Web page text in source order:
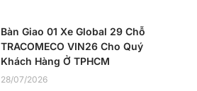
Bàn Giao 01 Xe Global 29 Chỗ
TRACOMECO VIN26 Cho Quý
Khách Hàng Ở TPHCM
28/07/2026